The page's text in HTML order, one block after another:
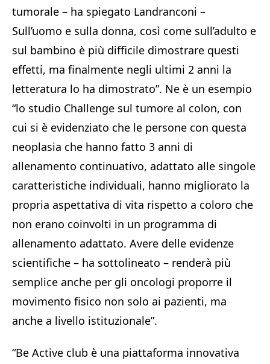
tumorale – ha spiegato Landranconi –
Sull’uomo e sulla donna, così come sull’adulto e
sul bambino è più difficile dimostrare questi
effetti, ma finalmente negli ultimi 2 anni la
letteratura lo ha dimostrato”. Ne è un esempio
“lo studio Challenge sul tumore al colon, con
cui si è evidenziato che le persone con questa
neoplasia che hanno fatto 3 anni di
allenamento continuativo, adattato alle singole
caratteristiche individuali, hanno migliorato la
propria aspettativa di vita rispetto a coloro che
non erano coinvolti in un programma di
allenamento adattato. Avere delle evidenze
scientifiche – ha sottolineato – renderà più
semplice anche per gli oncologi proporre il
movimento fisico non solo ai pazienti, ma
anche a livello istituzionale”.
“Be Active club è una piattaforma innovativa